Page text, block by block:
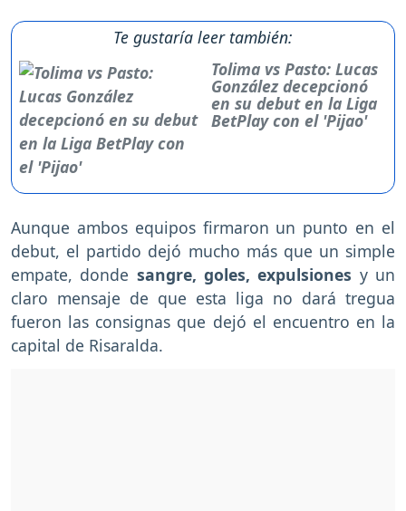
Te gustaría leer también:
Tolima vs Pasto: Lucas
González decepcionó
en su debut en la Liga
BetPlay con el 'Pijao'
Aunque ambos equipos firmaron un punto en el
debut, el partido dejó mucho más que un simple
empate, donde sangre, goles, expulsiones y un
claro mensaje de que esta liga no dará tregua
fueron las consignas que dejó el encuentro en la
capital de Risaralda.